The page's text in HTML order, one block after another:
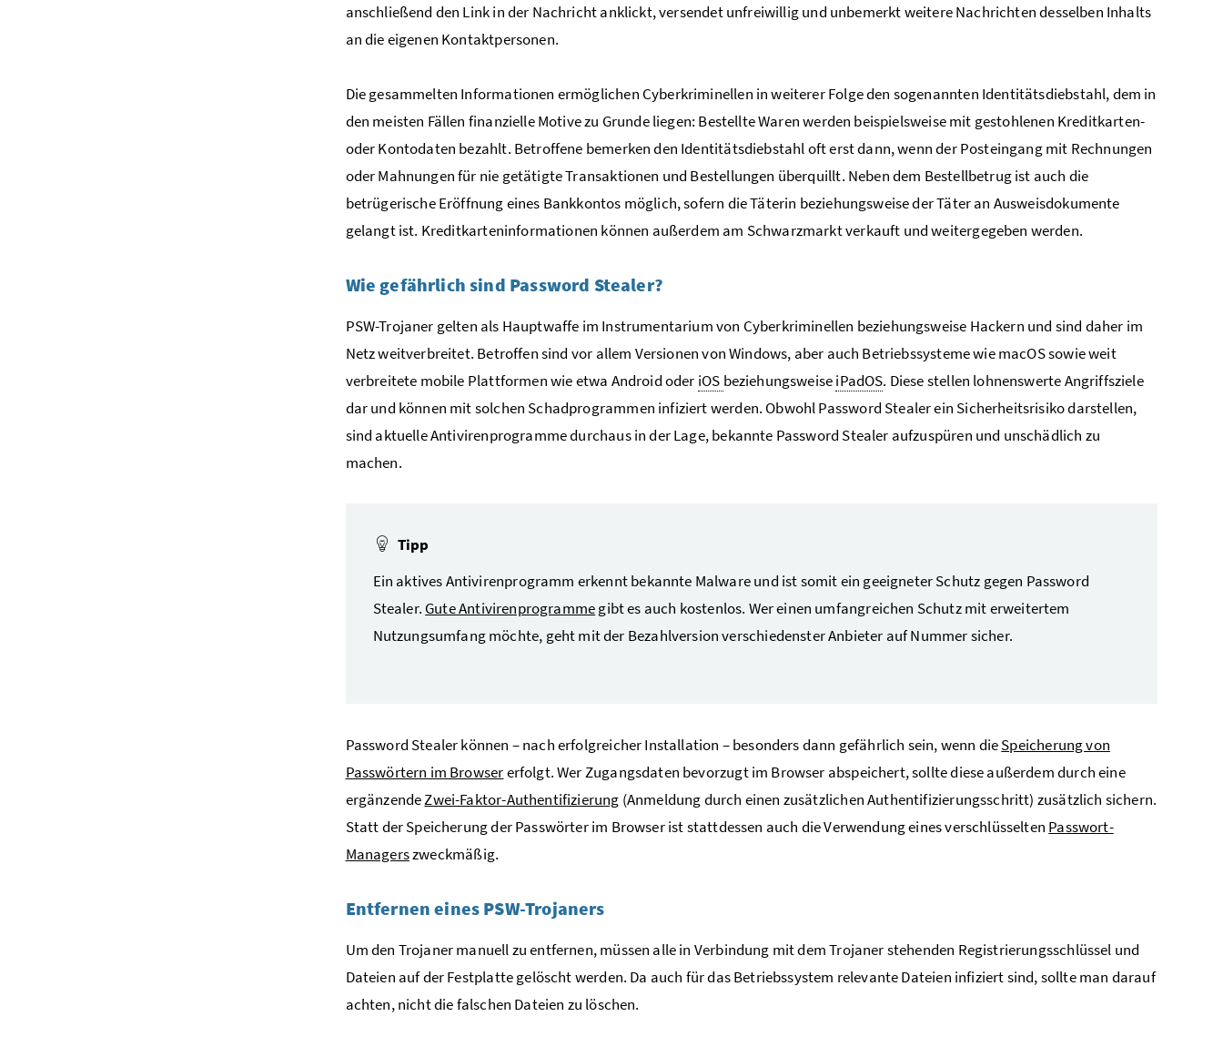
anschließend den Link in der Nachricht anklickt, versendet unfreiwillig und unbemerkt weitere Nachrichten desselben Inhalts
an die eigenen Kontaktpersonen.
Die gesammelten Informationen ermöglichen Cyberkriminellen in weiterer Folge den sogenannten Identitätsdiebstahl, dem in
den meisten Fällen finanzielle Motive zu Grunde liegen: Bestellte Waren werden beispielsweise mit gestohlenen Kreditkarten-
oder Kontodaten bezahlt. Betroffene bemerken den Identitätsdiebstahl oft erst dann, wenn der Posteingang mit Rechnungen
oder Mahnungen für nie getätigte Transaktionen und Bestellungen überquillt. Neben dem Bestellbetrug ist auch die
betrügerische Eröffnung eines Bankkontos möglich, sofern die Täterin beziehungsweise der Täter an Ausweisdokumente
gelangt ist. Kreditkarteninformationen können außerdem am Schwarzmarkt verkauft und weitergegeben werden.
Wie gefährlich sind Password Stealer?
PSW-Trojaner gelten als Hauptwaffe im Instrumentarium von Cyberkriminellen beziehungsweise Hackern und sind daher im
Netz weitverbreitet. Betroffen sind vor allem Versionen von Windows, aber auch Betriebssysteme wie macOS sowie weit
verbreitete mobile Plattformen wie etwa Android oder iOS beziehungsweiseiPadOS. Diese stellen lohnenswerte Angriffsziele
dar und können mit solchen Schadprogrammen infiziert werden. Obwohl Password Stealer ein Sicherheitsrisiko darstellen,
sind aktuelle Antivirenprogramme durchaus in der Lage, bekannte Password Stealer aufzuspüren und unschädlich zu
machen.
Tipp
Ein aktives Antivirenprogramm erkennt bekannte Malware und ist somit ein geeigneter Schutz gegen Password
Stealer. Gute Antivirenprogrammegibt es auch kostenlos. Wer einen umfangreichen Schutz mit erweitertem
Nutzungsumfang möchte, geht mit der Bezahlversion verschiedenster Anbieter auf Nummer sicher.
Password Stealer können ­– nach erfolgreicher Installation – besonders dann gefährlich sein, wenn dieSpeicherung von
Passwörtern im Browsererfolgt. Wer Zugangsdaten bevorzugt im Browser abspeichert, sollte diese außerdem durch eine
ergänzendeZwei-Faktor-Authentifizierung (Anmeldung durch einen zusätzlichen Authentifizierungsschritt) zusätzlich sichern.
Statt der Speicherung der Passwörter im Browser ist stattdessen auch die Verwendung eines verschlüsselten Passwort-
Managerszweckmäßig.
Entfernen eines PSW-Trojaners
Um den Trojaner manuell zu entfernen, müssen alle in Verbindung mit dem Trojaner stehenden Registrierungsschlüssel und
Dateien auf der Festplatte gelöscht werden. Da auch für das Betriebssystem relevante Dateien infiziert sind, sollte man darauf
achten, nicht die falschen Dateien zu löschen.